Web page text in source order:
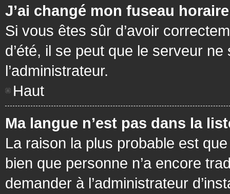
J’ai changé mon fuseau
Si vous êtes sûr d’avoir
d’été, il se peut que le serveur
l’administrateur.
Haut
Ma langue n’est pas dans la
La raison la plus probable est
bien que personne n’a encore
demander à l’administrateur